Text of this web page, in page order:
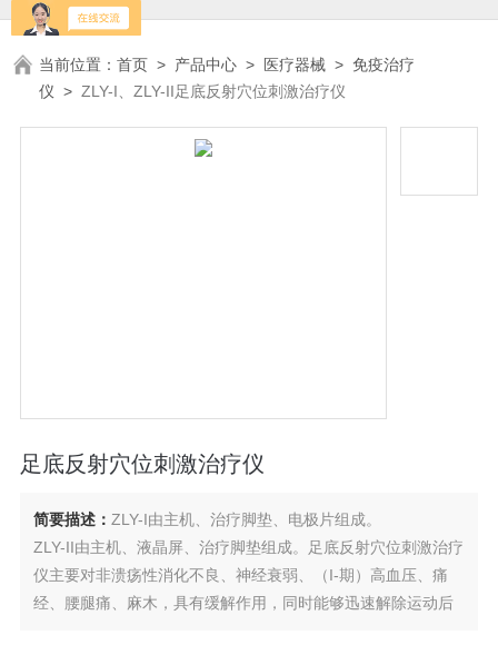
当前位置：首页 > 产品中心 > 医疗器械 >免疫治疗
仪 >ZLY-I、ZLY-II足底反射穴位刺激治疗仪
足底反射穴位刺激治疗仪
简要描述： ZLY-I由主机、治疗脚垫、电极片组成。
ZLY-II由主机、液晶屏、治疗脚垫组成。足底反射穴位刺激治疗
仪主要对非溃疡性消化不良、神经衰弱、（I-期）高血压、痛
经、腰腿痛、麻木，具有缓解作用，同时能够迅速解除运动后